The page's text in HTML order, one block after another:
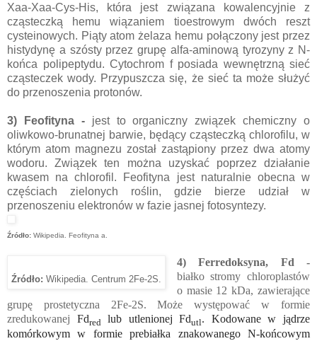
Xaa-Xaa-Cys-His, która jest związana kowalencyjnie z
cząsteczką hemu wiązaniem tioestrowym dwóch reszt
cysteinowych. Piąty atom żelaza hemu połączony jest przez
histydynę a szósty przez grupę alfa-aminową tyrozyny z N-
końca polipeptydu. Cytochrom f posiada wewnętrzną sieć
cząsteczek wody. Przypuszcza się, że sieć ta może służyć
do przenoszenia protonów.
3) Feofityna - jest to organiczny związek chemiczny o
oliwkowo-brunatnej barwie, będący cząsteczką chlorofilu, w
którym atom magnezu został zastąpiony przez dwa atomy
wodoru. Związek ten można uzyskać poprzez działanie
kwasem na chlorofil. Feofityna jest naturalnie obecna w
częściach zielonych roślin, gdzie bierze udział w
przenoszeniu elektronów w fazie jasnej fotosyntezy.
Źródło: Wikipedia. Feofityna a.
Źródło: Wikipedia. Centrum 2Fe-2S.
4) Ferredoksyna, Fd -
białko stromy chloroplastów
o masie 12 kDa, zawierające
grupę prostetyczna 2Fe-2S. Może występować w formie
zredukowanej Fdred lub utlenionej Fdutl. Kodowane w jądrze
komórkowym w formie prebiałka znakowanego N-końcowym